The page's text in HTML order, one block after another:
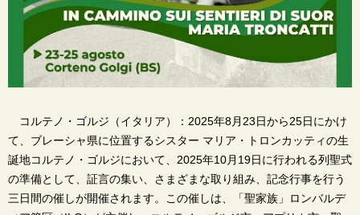
コルテノ・ゴルジ（イタリア）：2025年8月23日から25日にかけ
て、ブレーシャ県に位置するシスター マリア・トロンカッティの生
誕地コルテノ・ゴルジにおいて、2025年10月19日に行われる列聖式
の準備として、証言の集い、さまざまな取り組み、記念行事を行う
三日間の催しが開催されます。この催しは、「聖家族」ロンバルデ